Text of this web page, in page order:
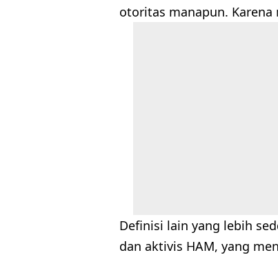
otoritas manapun.
Definisi lain yang lebih
dan aktivis HAM, yang